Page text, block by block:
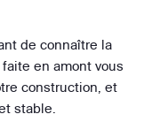
de connaître la
en amont vous
construction, et
stable.